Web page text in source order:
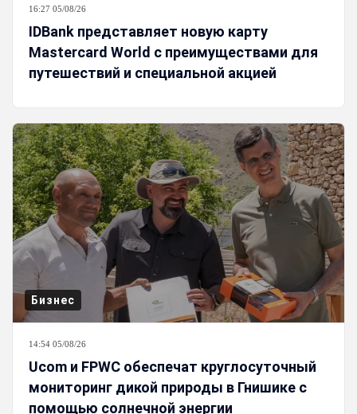
16:27 05/08/26
IDBank представляет новую карту
Mastercard World с преимуществами для
путешествий и специальной акцией
Бизнес
14:54 05/08/26
Ucom и FPWC обеспечат круглосуточный
мониторинг дикой природы в Гнишике с
помощью солнечной энергии